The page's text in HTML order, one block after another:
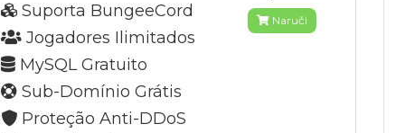
Suporta BungeeCord
Jogadores Ilimitados
MySQL Gratuito
Sub-Domínio Grátis
Proteção Anti-DDoS
Naruči